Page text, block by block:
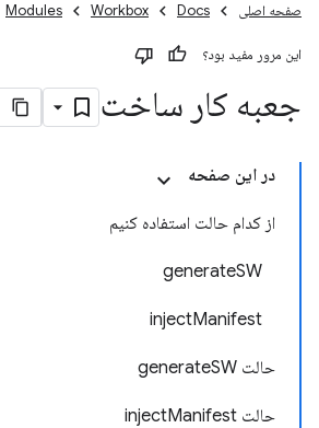
صفحه اصلی Docs
Workbox
Modules
این مرور مفید بود؟
جعبه کار ساخت
در این صفحه
از کدام حالت استفاده کنیم
generateSW
injectManifest
حالت generateSW
حالت injectManifest